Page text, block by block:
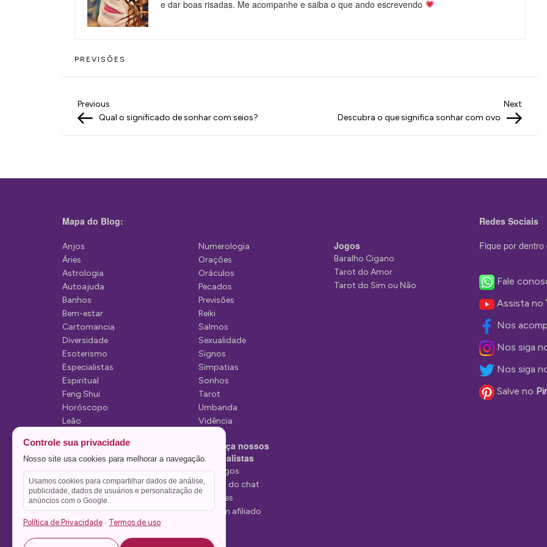
e dar boas risadas. Me acompanhe e saiba o que ando escrevendo
PREVISÕES
N
a
ç
ã
o
d
e
P
o
s
t
Previous
Post
Previous
Qual o significado de sonhar com seios?
Post
Next
Descubra o que significa sonhar com ovo
Mapa do Blog:
Anjos
Áries
Astrologia
Autoajuda
Banhos
Bem-estar
Cartomancia
Diversidade
Esoterismo
Especialistas
Espiritual
Feng Shui
Horóscopo
Leão
Mediunidade
Mensagens
Numerologia
Orações
Oráculos
Pecados
Previsões
Reiki
Salmos
Sexualidade
Signos
Simpatias
Sonhos
Tarot
Umbanda
Vidência
Conheça nossos
Especialistas
Tarólogos
Estelas do chat
Videntes
Seja um afiliado
Jogos
Baralho Cigano
Tarot do Amor
Tarot do Sim ou Não
Redes Sociais
Fique por
Fale
Assista no
Nos
Nos siga
Nos siga
Salve no
Controle sua privacidade
Nosso site usa cookies para melhorar a navegação.
Usamos cookies para compartilhar dados de análise,
publicidade, dados de usuários e personalização de
anúncios com o Google.
Política de Privacidade · Termos de uso